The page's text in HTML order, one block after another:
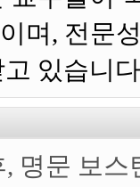
며, 전문
있습니
명문 보